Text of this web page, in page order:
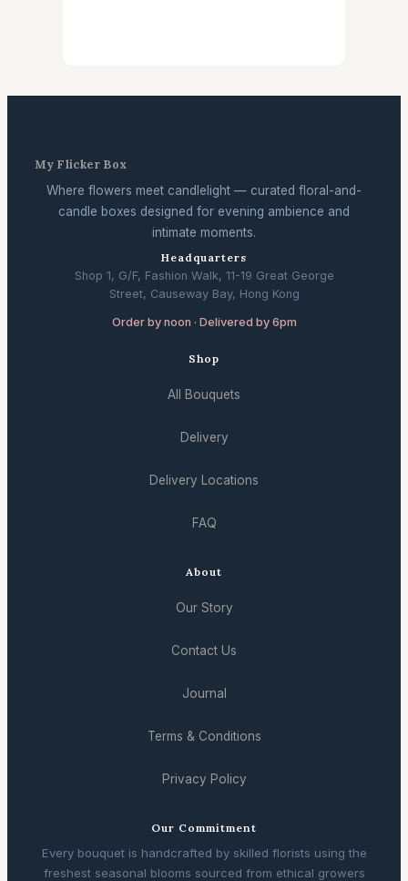
My Flicker Box
Where flowers meet candlelight — curated floral-and-
candle boxes designed for evening ambience and
intimate moments.
Headquarters
Shop 1, G/F, Fashion Walk, 11-19 Great George
Street, Causeway Bay, Hong Kong
Order by noon · Delivered by 6pm
Shop
All Bouquets
Delivery
Delivery Locations
FAQ
About
Our Story
Contact Us
Journal
Terms & Conditions
Privacy Policy
Our Commitment
Every bouquet is handcrafted by skilled florists using the
freshest seasonal blooms sourced from ethical growers